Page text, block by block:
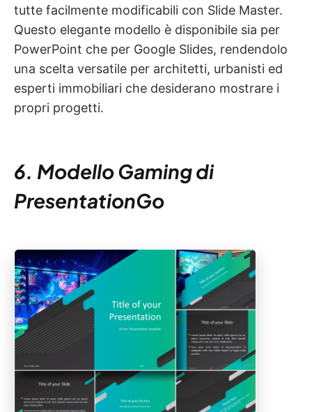
tutte facilmente modificabili con Slide Master.
Questo elegante modello è disponibile sia per
PowerPoint che per Google Slides, rendendolo
una scelta versatile per architetti, urbanisti ed
esperti immobiliari che desiderano mostrare i
propri progetti.
6. Modello Gaming di
PresentationGo